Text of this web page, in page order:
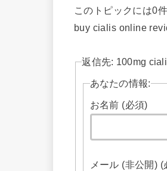
このトピックには0
buy cialis online
返信先: 100mg
あなたの情報:
お名前 (必須)
メール (非公開) (